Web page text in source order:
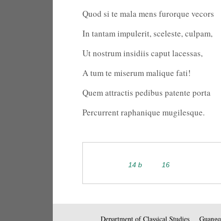
Quod si te mala mens furorque vecors
In tantam impulerit, sceleste, culpam,
Ut nostrum insidiis caput lacessas,
A tum te miserum malique fati!
Quem attractis pedibus patente porta
Percurrent raphanique mugilesque.
14 b 16
Department of Classical Studies